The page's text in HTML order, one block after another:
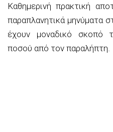
Καθημερινή πρακτική
παραπλανητικά μηνύματα
έχουν μοναδικό σκοπό
ποσού από τον παραλήπτη.